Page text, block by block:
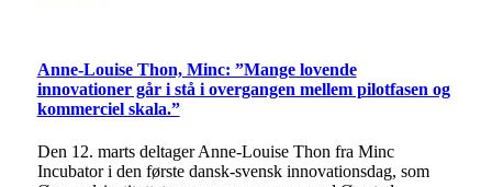
Anne-Louise Thon, Minc: ”Mange lovende
innovationer går i stå i overgangen mellem pilotfasen og
kommerciel skala.”
Den 12. marts deltager Anne-Louise Thon fra Minc
Incubator i den første dansk-svensk innovationsdag, som